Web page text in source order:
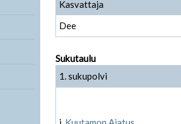
Kasvattaja
Dee
Sukutaulu
1. sukupolvi